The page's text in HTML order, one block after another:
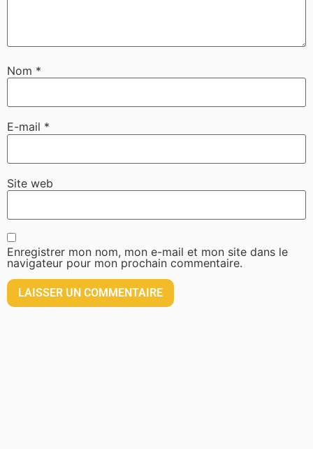
Nom *
E-mail *
Site web
Enregistrer mon nom, mon e-mail et mon site dans le
navigateur pour mon prochain commentaire.